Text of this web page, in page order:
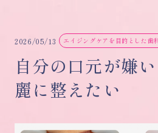
2026/05/13 エイジングケアを目的とした歯
自分の口元が嫌
麗に整えたい